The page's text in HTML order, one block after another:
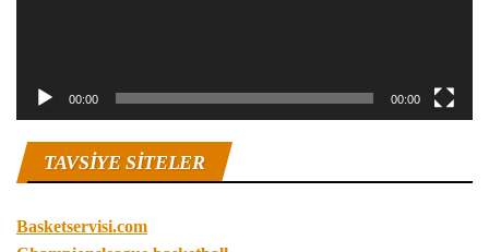
00:00 00:00
TAVSIYE SITELER
Basketservisi.com